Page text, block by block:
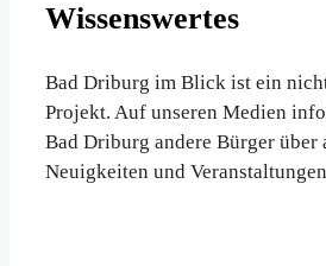
Wissenswertes
Bad Driburg im Blick ist ein
Projekt. Auf unseren Medien
Bad Driburg andere Bürger über
Neuigkeiten und